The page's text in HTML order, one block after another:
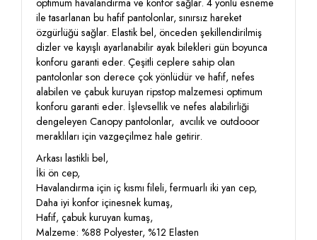
optimum havalandırma ve konfor sağlar. 4 yönlü esneme
ile tasarlanan bu hafif pantolonlar, sınırsız hareket
özgürlüğü sağlar. Elastik bel, önceden şekillendirilmiş
dizler ve kayışlı ayarlanabilir ayak bilekleri gün boyunca
konforu garanti eder. Çeşitli ceplere sahip olan
pantolonlar son derece çok yönlüdür ve hafif, nefes
alabilen ve çabuk kuruyan ripstop malzemesi optimum
konforu garanti eder. İşlevsellik ve nefes alabilirliği
dengeleyen Canopy pantolonlar, avcılık ve outdooor
meraklıları için vazgeçilmez hale getirir.
Arkası lastikli bel,
İki ön cep,
Havalandırma için iç kısmı fileli, fermuarlı iki yan cep,
Daha iyi konfor içinesnek kumaş,
Hafif, çabuk kuruyan kumaş,
Malzeme: %88 Polyester, %12 Elasten